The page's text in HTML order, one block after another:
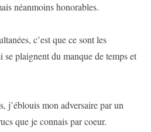
néanmoins honorables.
c’est que ce sont les
se plaignent du manque de temps et
j’éblouis mon adversaire par un
que je connais par coeur.